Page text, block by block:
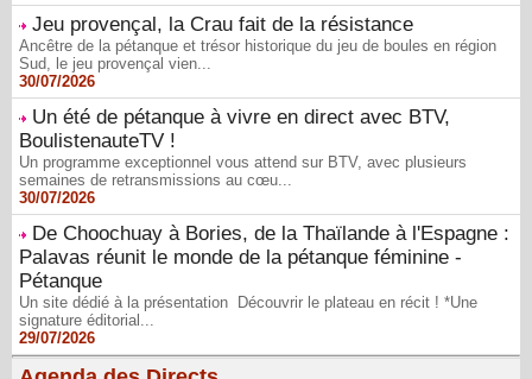
Jeu provençal, la Crau fait de la résistance
Ancêtre de la pétanque et trésor historique du jeu de boules en région
Sud, le jeu provençal vien...
30/07/2026
Un été de pétanque à vivre en direct avec BTV,
BoulistenauteTV !
Un programme exceptionnel vous attend sur BTV, avec plusieurs
semaines de retransmissions au cœu...
30/07/2026
De Choochuay à Bories, de la Thaïlande à l'Espagne :
Palavas réunit le monde de la pétanque féminine -
Pétanque
Un site dédié à la présentation Découvrir le plateau en récit ! *Une
signature éditorial...
29/07/2026